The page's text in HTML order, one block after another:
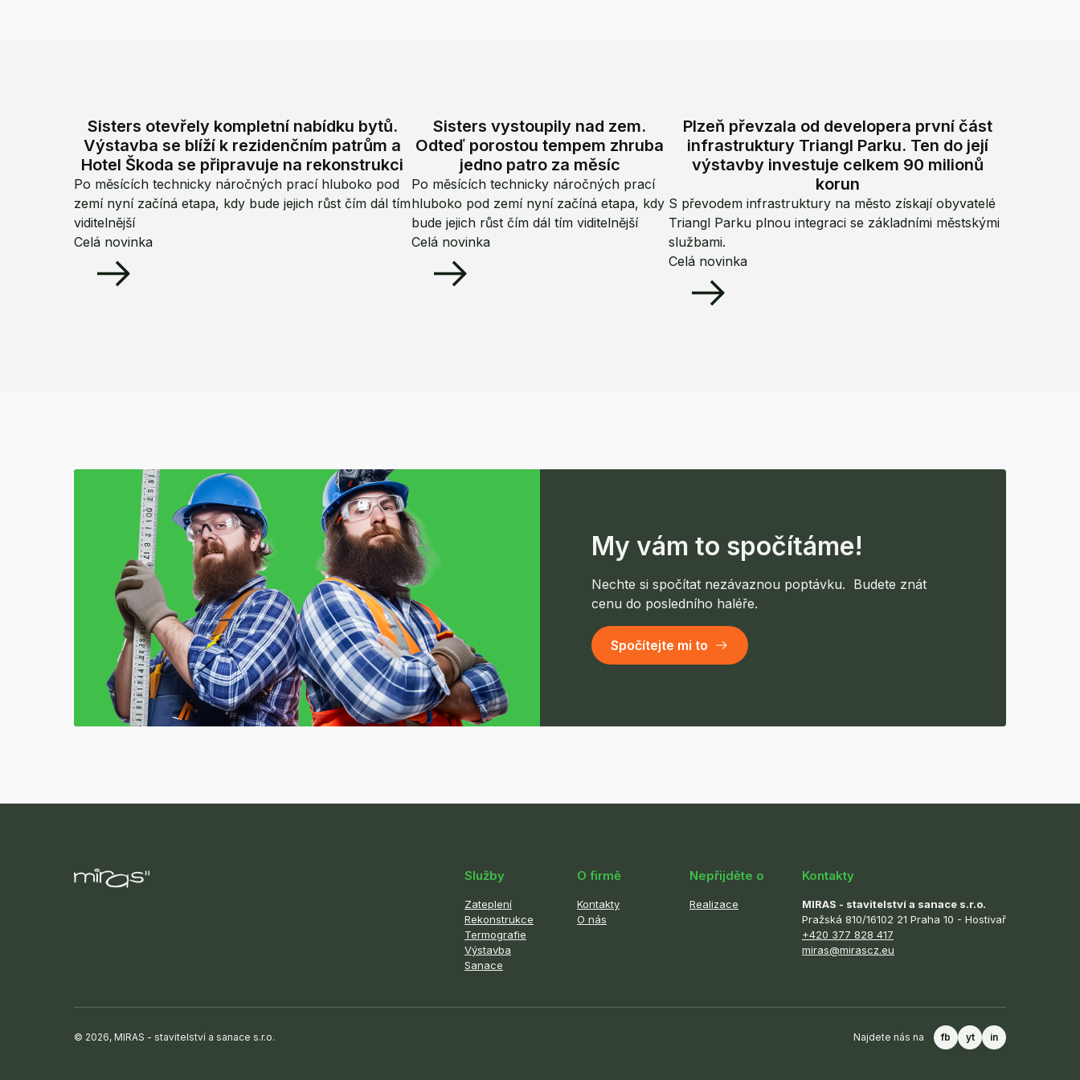
Sisters otevřely kompletní nabídku bytů.
Výstavba se blíží k rezidenčním patrům a
Hotel Škoda se připravuje na rekonstrukci
Po měsících technicky náročných prací hluboko pod
zemí nyní začíná etapa, kdy bude jejich růst čím dál tím
viditelnější
Celá novinka
Sisters vystoupily nad zem.
Odteď porostou tempem zhruba
jedno patro za měsíc
Po měsících technicky náročných prací
hluboko pod zemí nyní začíná etapa, kdy
bude jejich růst čím dál tím viditelnější
Celá novinka
Plzeň převzala od developera první část
infrastruktury Triangl Parku. Ten do její
výstavby investuje celkem 90 milionů
korun
S převodem infrastruktury na město získají obyvatelé
Triangl Parku plnou integraci se základními městskými
službami.
Celá novinka
My vám to spočítáme!
Nechte si spočítat nezávaznou poptávku. Budete znát
cenu do posledního haléře.
Spočítejte mi to
Služby
Zateplení
Rekonstrukce
Termografie
Výstavba
Sanace
O firmě
Kontakty
O nás
Nepřijděte o
Realizace
Kontakty
MIRAS - stavitelství a sanace s.r.o.
Pražská 810/16102 21 Praha 10 - Hostivař
+420 377 828 417
miras@mirascz.eu
© 2026, MIRAS - stavitelství a sanace s.r.o. Najdete nás na fb yt in